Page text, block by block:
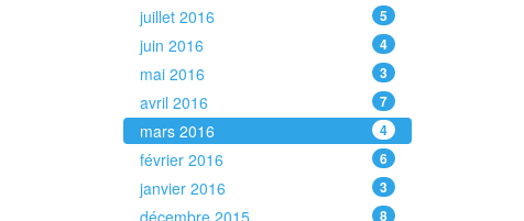
juillet 2016 5
juin 2016 4
mai 2016 3
avril 2016 7
mars 2016 4
février 2016 6
janvier 2016 3
décembre 2015 8